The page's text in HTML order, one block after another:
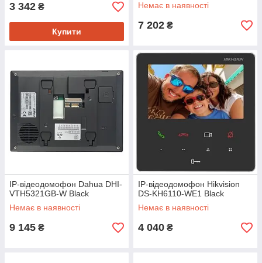
3 342 ₴
Купити
Немає в наявності
7 202 ₴
IP-відеодомофон Dahua DHI-
VTH5321GB-W Black
Немає в наявності
9 145 ₴
IP-відеодомофон Hikvision
DS-KH6110-WE1 Black
Немає в наявності
4 040 ₴